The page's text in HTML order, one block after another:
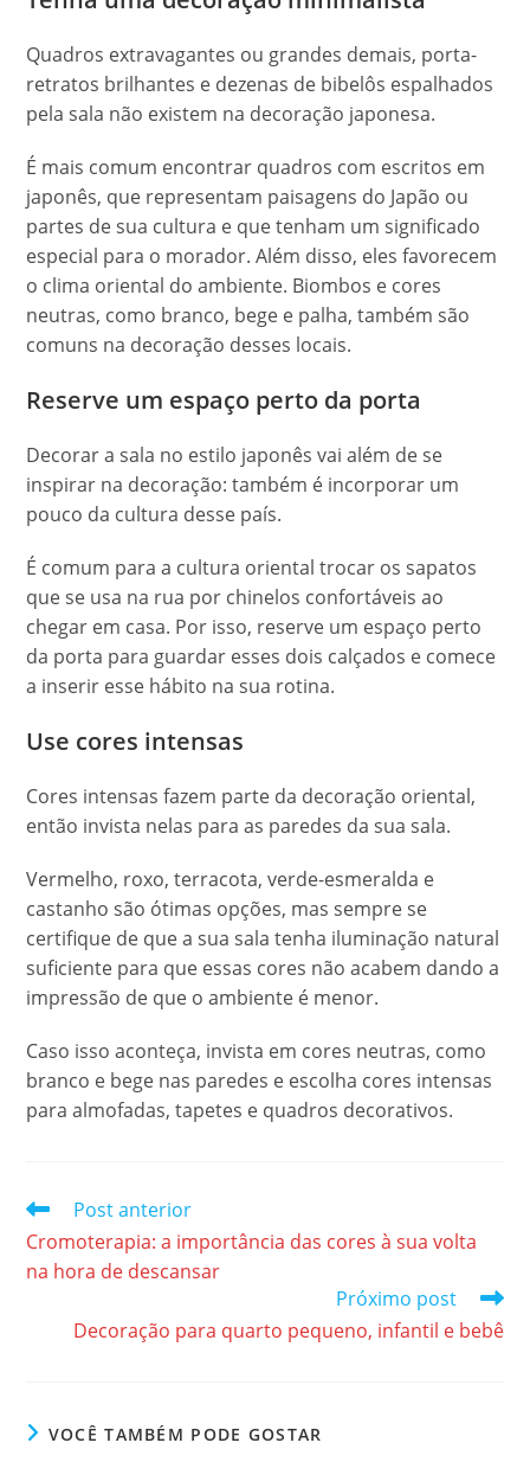
Quadros extravagantes ou grandes demais, porta-
retratos brilhantes e dezenas de bibelôs espalhados
pela sala não existem na decoração japonesa.
É mais comum encontrar quadros com escritos em
japonês, que representam paisagens do Japão ou
partes de sua cultura e que tenham um significado
especial para o morador. Além disso, eles favorecem
o clima oriental do ambiente. Biombos e cores
neutras, como branco, bege e palha, também são
comuns na decoração desses locais.
Reserve um espaço perto da porta
Decorar a sala no estilo japonês vai além de se
inspirar na decoração: também é incorporar um
pouco da cultura desse país.
É comum para a cultura oriental trocar os sapatos
que se usa na rua por chinelos confortáveis ao
chegar em casa. Por isso, reserve um espaço perto
da porta para guardar esses dois calçados e comece
a inserir esse hábito na sua rotina.
Use cores intensas
Cores intensas fazem parte da decoração oriental,
então invista nelas para as paredes da sua sala.
Vermelho, roxo, terracota, verde-esmeralda e
castanho são ótimas opções, mas sempre se
certifique de que a sua sala tenha iluminação natural
suficiente para que essas cores não acabem dando a
impressão de que o ambiente é menor.
Caso isso aconteça, invista em cores neutras, como
branco e bege nas paredes e escolha cores intensas
para almofadas, tapetes e quadros decorativos.
Leia
mais
artigos
Post anterior
Cromoterapia: a importância das cores à sua volta
na hora de descansar
Próximo post
Decoração para quarto pequeno, infantil e bebê
VOCÊ TAMBÉM PODE GOSTAR